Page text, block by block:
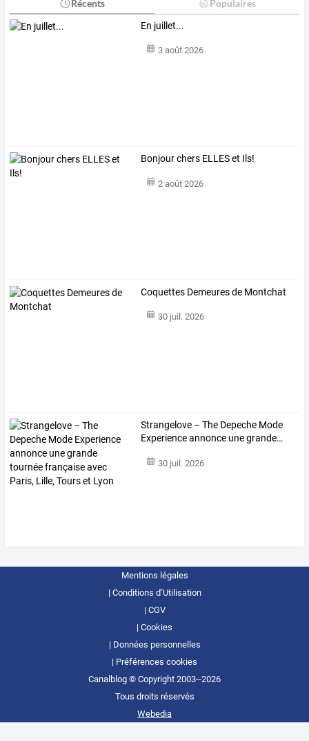
Récents Populaires
En juillet...
3 août 2026
Bonjour chers ELLES et Ils!
2 août 2026
Coquettes Demeures de Montchat
30 juil. 2026
Strangelove – The Depeche Mode
Experienceannonce unegrande…
30 juil. 2026
Mentions légales
Conditions d’Utilisation
CGV
Cookies
Données personnelles
Préférences cookies
Canalblog © Copyright 2003--2026
Tous droits réservés
Webedia